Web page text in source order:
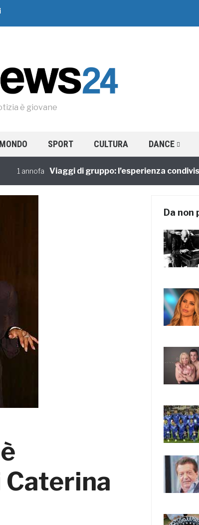
è giovane
MONDO SPORT CULTURA DANCE
annofa Viaggi di gruppo: l’esperienza condivisa
Caterina
Da non